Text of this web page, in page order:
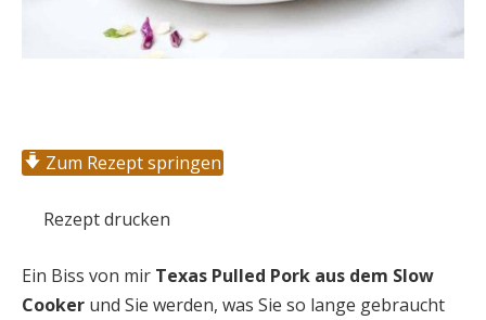
Zum Rezept springen
Rezept drucken
Ein Biss von mir Texas Pulled Pork aus dem Slow
Cooker und Sie werden, was Sie so lange gebraucht